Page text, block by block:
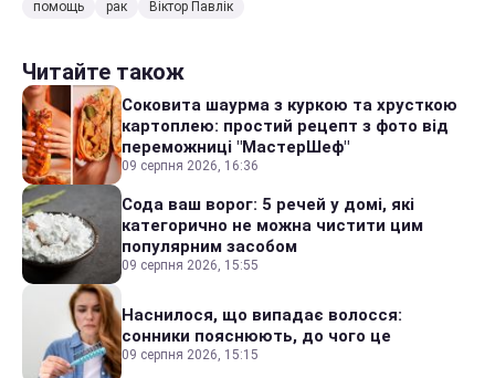
помощь рак Віктор Павлік
Читайте також
Соковита шаурма з куркою та хрусткою
картоплею: простий рецепт з фото від
переможниці "МастерШеф"
09 серпня 2026, 16:36
Сода ваш ворог: 5 речей у домі, які
категорично не можна чистити цим
популярним засобом
09 серпня 2026, 15:55
Наснилося, що випадає волосся:
сонники пояснюють, до чого це
09 серпня 2026, 15:15